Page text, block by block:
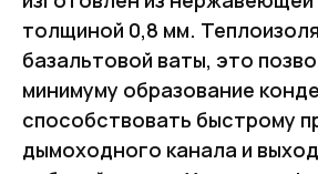
толщиной 0,8 мм.
базальтовой ваты, это
минимуму образование
способствовать быстрому
дымоходного канала и